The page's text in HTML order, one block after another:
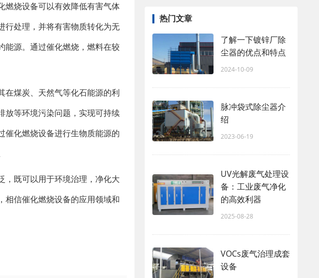
燃烧设备可以有效降低有害气体
行处理，并将有害物质转化为无
能源。通过催化燃烧，燃料在较
在煤炭、天然气等化石能源的利
放等环境污染问题，实现可持续
催化燃烧设备进行生物质能源的
，既可以用于环境治理，净化大
相信催化燃烧设备的应用领域和
热门文章
了解一下镀锌厂除
尘器的优点和特点
2024-10-09
脉冲袋式除尘器介
绍
2023-06-19
UV光解废气处理设
备：工业废气净化
的高效利器
2025-08-28
VOCs废气治理成套
设备